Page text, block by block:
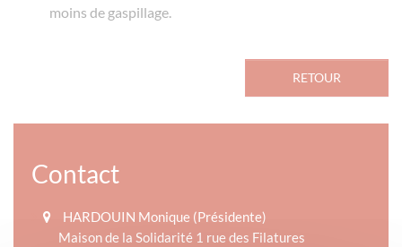
moins de gaspillage.
RETOUR
Contact
HARDOUIN Monique (Présidente)
Maison de la Solidarité 1 rue des Filatures